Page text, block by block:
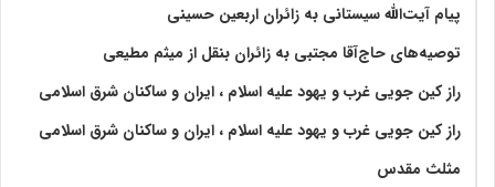
پیام آیت‌الله سیستانی به زائران اربعین حسینی
توصیه‌های حاج‌آقا مجتبی به زائران بنقل از میثم مطیعی
راز کین جویی غرب و یهود علیه اسلام ، ایران و ساکنان شرق اسلامی
راز کین جویی غرب و یهود علیه اسلام ، ایران و ساکنان شرق اسلامی
مثلث مقدس